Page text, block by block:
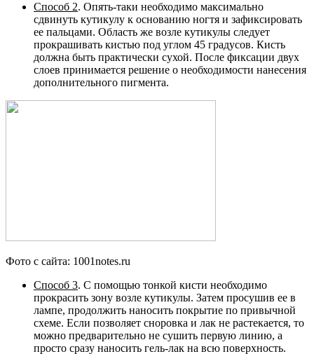
Способ 2. Опять-таки необходимо максимально
сдвинуть кутикулу к основанию ногтя и зафиксировать
ее пальцами. Область же возле кутикулы следует
прокрашивать кистью под углом 45 градусов. Кисть
должна быть практически сухой. После фиксации двух
слоев принимается решение о необходимости нанесения
дополнительного пигмента.
Фото с сайта: 1001notes.ru
Способ 3. С помощью тонкой кисти необходимо
прокрасить зону возле кутикулы. Затем просушив ее в
лампе, продолжить наносить покрытие по привычной
схеме. Если позволяет сноровка и лак не растекается, то
можно предварительно не сушить первую линию, а
просто сразу наносить гель-лак на всю поверхность.